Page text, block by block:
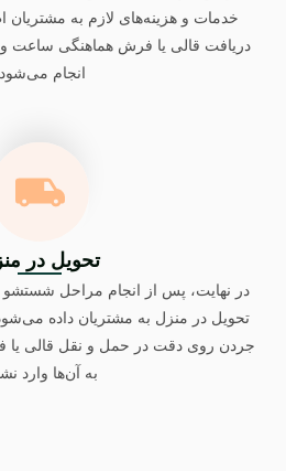
خدمات و هزینه‌های لازم به مشتریان
دریافت قالی یا فرش هماهنگی ساعت و
انجام می‌شود.
تحویل در
در نهایت، پس از انجام مراحل شستشو
تحویل در منزل به مشتریان داده
جردن روی دقت در حمل و نقل قالی یا
به آن‌ها وارد